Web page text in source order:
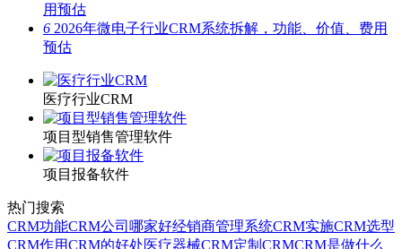
用预估
6 2026年微电子行业CRM系统拆解，功能、价值、费用
预估
医疗行业CRM
项目型销售管理软件
项目报备软件
热门搜索
CRM功能CRM公司哪家好经销商管理系统CRM实施CRM选型
CRM作用CRM的好处医疗器械CRM定制CRMCRM是做什么